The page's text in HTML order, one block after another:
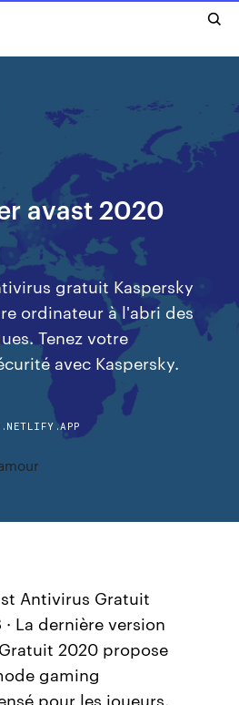
avast 2020
gratuit Kaspersky
ordinateur à l'abri des
Tenez votre
avec Kaspersky.
Antivirus Gratuit
· La dernière version
2020 propose
gaming
pour les joueurs.